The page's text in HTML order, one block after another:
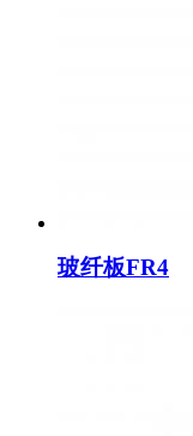
玻纤板FR4